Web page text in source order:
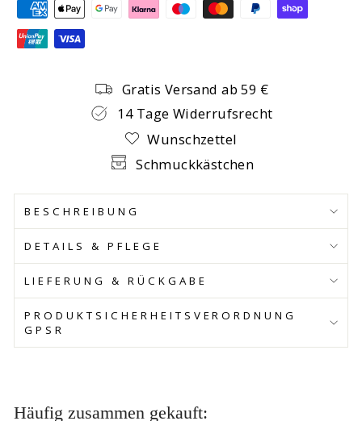
Gratis Versand ab 59 €
14 Tage Widerrufsrecht
Wunschzettel
Schmuckkästchen
BESCHREIBUNG
DETAILS & PFLEGE
LIEFERUNG & RÜCKGABE
PRODUKTSICHERHEITSVERORDNUNG
GPSR
Häufig zusammen gekauft: